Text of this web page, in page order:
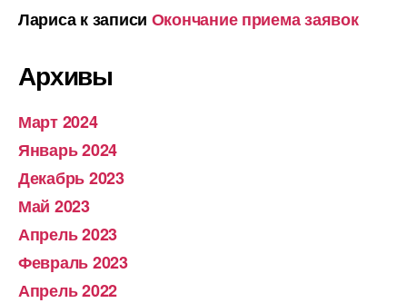
Ларисак записи Окончание приема заявок
Архивы
Март 2024
Январь 2024
Декабрь 2023
Май 2023
Апрель 2023
Февраль 2023
Апрель 2022